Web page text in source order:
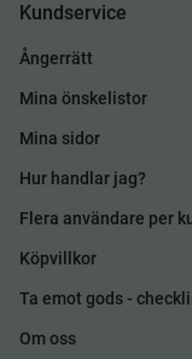
Kundservice
Ångerrätt
Mina önskelistor
Mina sidor
Hur handlar jag?
Flera användare per
Köpvillkor
Ta emot gods -
Om oss